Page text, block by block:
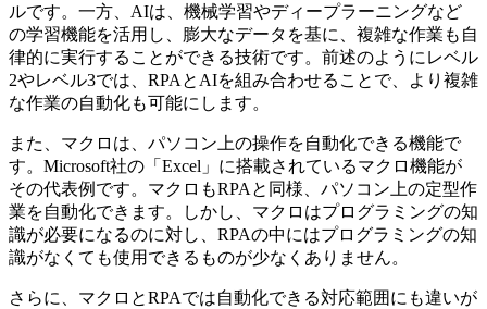
ルです。一方、AIは、機械学習やディープラーニングなど
の学習機能を活用し、膨大なデータを基に、複雑な作業も自
律的に実行することができる技術です。前述のようにレベル
2やレベル3では、RPAとAIを組み合わせることで、より複雑
な作業の自動化も可能にします。
また、マクロは、パソコン上の操作を自動化できる機能で
す。Microsoft社の「Excel」に搭載されているマクロ機能が
その代表例です。マクロもRPAと同様、パソコン上の定型作
業を自動化できます。しかし、マクロはプログラミングの知
識が必要になるのに対し、RPAの中にはプログラミングの知
識がなくても使用できるものが少なくありません。
さらに、マクロとRPAでは自動化できる対応範囲にも違いが